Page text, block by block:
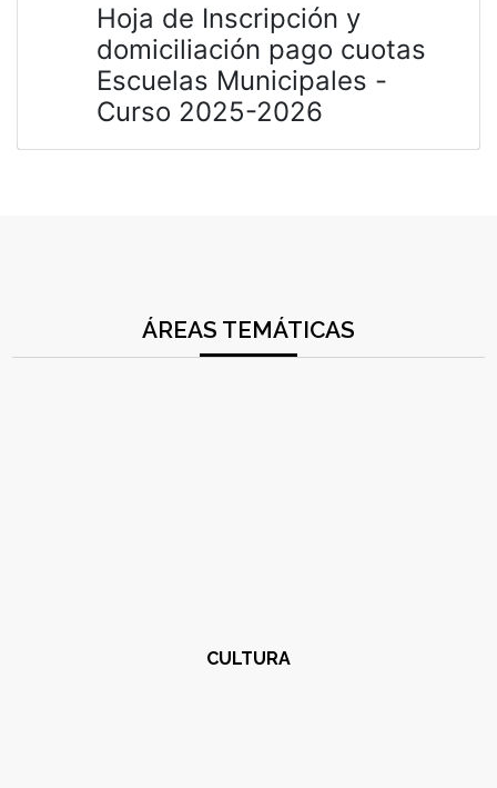
Hoja de Inscripción y
domiciliación pago cuotas
Escuelas Municipales -
Curso 2025-2026
ÁREAS TEMÁTICAS
CULTURA